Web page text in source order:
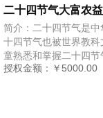
二十四节气大富农
简介：二十四节气是
十四节气也被世界教
童熟悉和掌握二十四
盘是基于一年的365天
授权金额：￥ 5000.00